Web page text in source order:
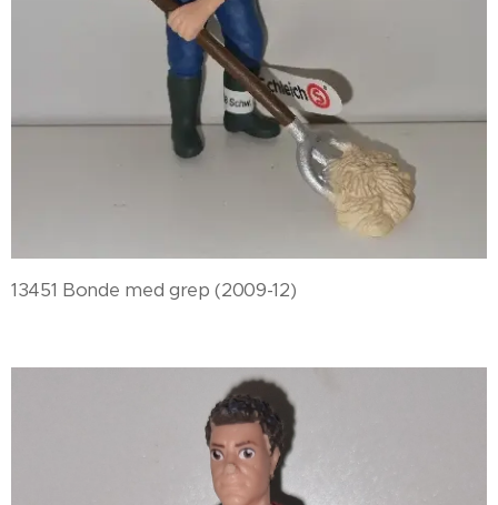
13451 Bonde med grep (2009-12)